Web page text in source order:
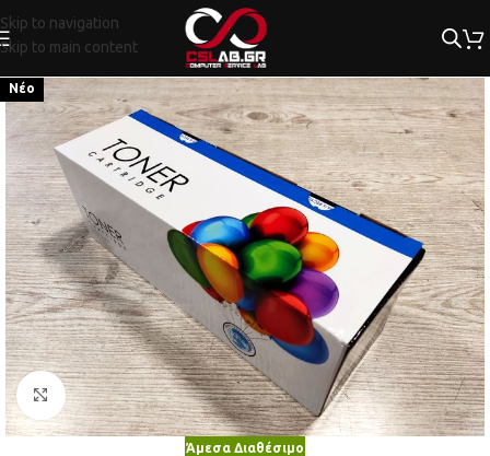
Skip to navigation
Skip to main content
Νέο
Κλικ για μεγέθυνση
Άμεσα Διαθέσιμο